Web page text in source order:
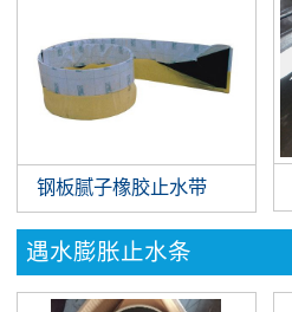
钢板腻子橡胶止水带
遇水膨胀止水条